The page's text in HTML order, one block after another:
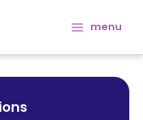
menu